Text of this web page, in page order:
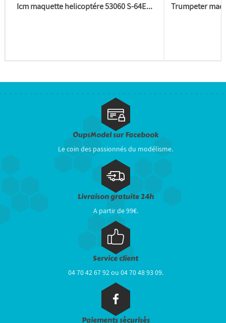
Icm maquette helicoptére 53060 S-64E... Trumpeter
OupsModel sur Facebook
Le coin des passionnés du modélisme.
Livraison gratuite 24h
A partir de 99€.
Service client
04 70 42 67 92 ou 04 70 48 93 09.
Paiements sécurisés